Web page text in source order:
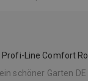
Profi-Line Comfort
schöner Garten DE